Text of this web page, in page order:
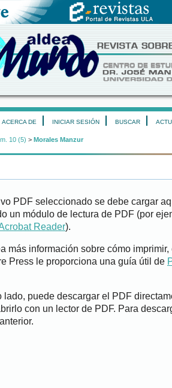
ACERCA DE INICIAR SESIÓN BUSCAR
10 (5) > Morales Manzur
PDF seleccionado se debe cargar
un módulo de lectura de PDF (por
Reader).
más información sobre cómo
Press le proporciona una guía útil de
lado, puede descargar el PDF
con un lector de PDF. Para